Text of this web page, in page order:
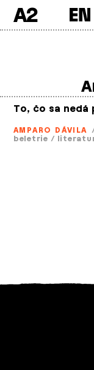
A2
To, čo sa nedá
AMPARO DÁVILA
beletrie /